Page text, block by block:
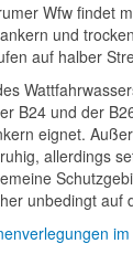
Wfw findet
und
auf halber
B24 und der
eignet.
allerdings
unbedingt auf